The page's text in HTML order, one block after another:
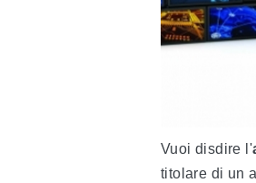
Vuoi disdire l'
titolare di un